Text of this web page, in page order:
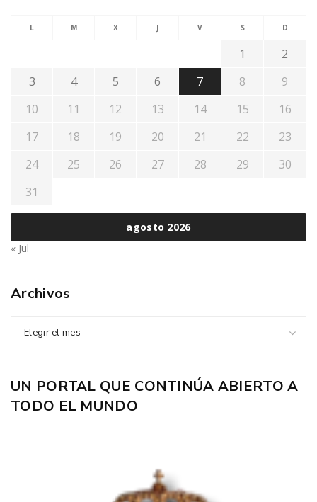
agosto 2026
L M X J V S D
1
2
3
4 5 6 7 8
9
10
11 12 13 14 15
16
17
18 19 20 21 22
23
24
25 26 27 28 29
30
31
« Jul
Archivos
Elegir el mes
UN PORTAL QUE CONTINÚA ABIERTO A
TODO EL MUNDO